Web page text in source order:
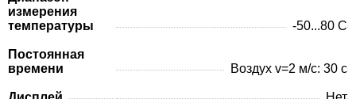
измерения
температуры
-50...80 C
Постоянная
времени
Воздух v=2 м/с: 30 с